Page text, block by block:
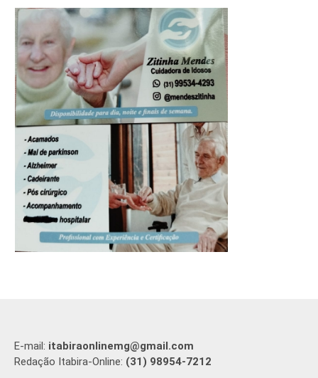
E-mail: itabiraonlinemg@gmail.com
Redação Itabira-Online: (31) 98954-7212